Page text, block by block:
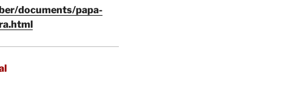
documents/papa-